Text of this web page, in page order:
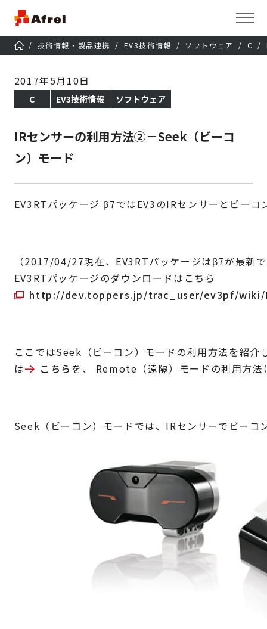
技術情報・製品連携 EV3技術情報 ソフトウェア C
2017年5月10日
C EV3技術情報 ソフトウェア
IRセンサーの利用方法②－Seek（ビーコ
ン）モード
EV3RTパッケージ β7ではEV3のIRセンサーとビー
（2017/04/27現在、EV3RTパッケージはβ7が最新
EV3RTパッケージのダウンロードはこちら
http://dev.toppers.jp/trac_user/ev3pf/wiki/
ここではSeek（ビーコン）モードの利用方法を紹
は
こちら を、 Remote（遠隔）モードの利用方法
Seek（ビーコン）モードでは、IRセンサーでビーコ